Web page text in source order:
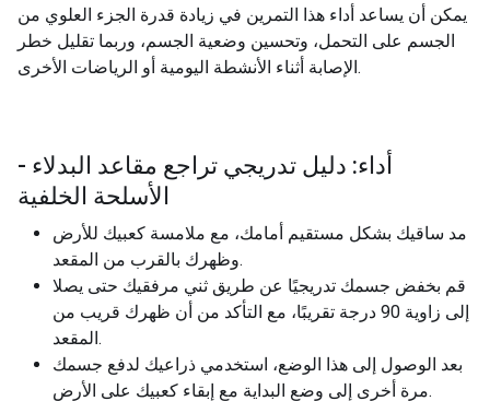
يمكن أن يساعد أداء هذا التمرين في زيادة قدرة الجزء العلوي من
الجسم على التحمل، وتحسين وضعية الجسم، وربما تقليل خطر
الإصابة أثناء الأنشطة اليومية أو الرياضات الأخرى.
أداء: دليل تدريجي تراجع مقاعد البدلاء -
الأسلحة الخلفية
مد ساقيك بشكل مستقيم أمامك، مع ملامسة كعبيك للأرض
وظهرك بالقرب من المقعد.
قم بخفض جسمك تدريجيًا عن طريق ثني مرفقيك حتى يصلا
إلى زاوية 90 درجة تقريبًا، مع التأكد من أن ظهرك قريب من
المقعد.
بعد الوصول إلى هذا الوضع، استخدمي ذراعيك لدفع جسمك
مرة أخرى إلى وضع البداية مع إبقاء كعبيك على الأرض.